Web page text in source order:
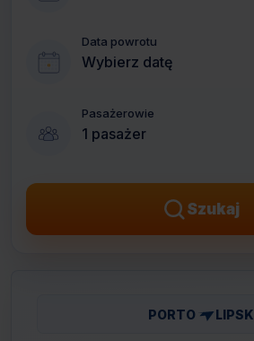
PORTO LIPSK
Data powrotu
Wybierz datę
Pasażerowie
1 pasażer
Szukaj